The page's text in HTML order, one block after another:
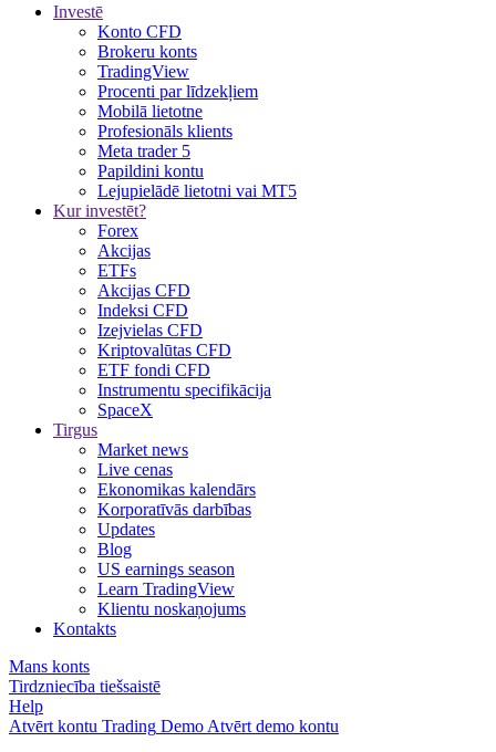
Investē
Konto CFD
Brokeru konts
TradingView
Procenti par līdzekļiem
Mobilā lietotne
Profesionāls klients
Meta trader 5
Papildini kontu
Lejupielādē lietotni vai MT5
Kur investēt?
Forex
Akcijas
ETFs
Akcijas CFD
Indeksi CFD
Izejvielas CFD
Kriptovalūtas CFD
ETF fondi CFD
Instrumentu specifikācija
SpaceX
Tirgus
Market news
Live cenas
Ekonomikas kalendārs
Korporatīvās darbības
Updates
Blog
US earnings season
Learn TradingView
Klientu noskaņojums
Kontakts
Mans konts
Tirdzniecība tiešsaistē
Help
Atvērt kontu Trading Demo Atvērt demo kontu